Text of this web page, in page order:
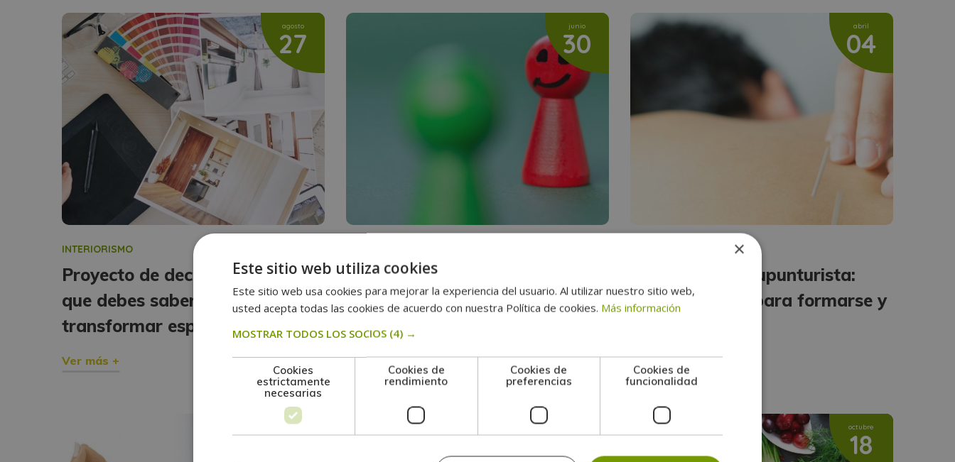
agosto
27
INTERIORISMO
Proyecto de decoración: todo lo
que debes saber para
transformar espacios
Ver más +
junio
30
¿Dónde estudiar constelaciones
familiares? Guía para formarte
Ver más +
abril
04
Cómo ser un acupunturista:
Guía completa para formarse y
Ver más +
febrero
03 18
octubre
18
×
Este sitio web utiliza cookies
Este sitio web usa cookies para mejorar la experiencia del usuario. Al utilizar nuestro sitio web,
usted acepta todas las cookies de acuerdo con nuestra Política de cookies. Más información
MOSTRAR TODOS LOS SOCIOS (4) →
Cookies
estrictamente
necesarias
Cookies de
rendimiento
Cookies de
preferencias
Cookies de
funcionalidad